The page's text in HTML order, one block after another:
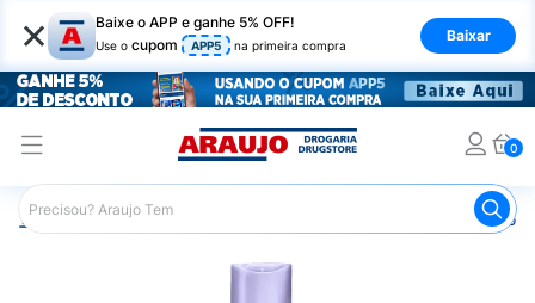
× Baixe o APP e ganhe 5% OFF!
Use o cupom APP5 na primeira compra
Baixar
0
Araujo Cabelo Cabelos Loiros ou